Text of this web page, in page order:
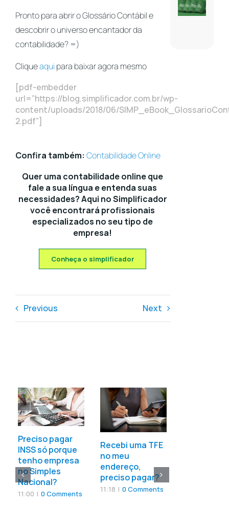
Pronto para abrir o Glossário Contábil e
descobrir o universo encantador da
contabilidade? =)
Cliqueaqui para baixar agora mesmo
[pdf-embedder
url=”https://blog.simplificador.com.br/wp-
content/uploads/2018/06/
2.pdf”]
Confira também: Contabilidade Online
Quer uma contabilidade online que
fale a sua língua e entenda suas
necessidades? Aqui no Simplificador
você encontrará profissionais
especializados no seu tipo de
empresa!
Conheça o simplificador
Previous Next
Preciso pagar
INSS só porque
tenho empresa
no Simples
Nacional?
11:00 | 0 Comments
Recebi uma TFE
no meu
endereço,
preciso pagar?
11:18 | 0 Comments